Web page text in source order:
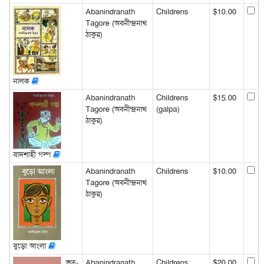
নালক
Abanindranath
Tagore (অবনীন্দ্রনাথ
ঠাকুর)
Childrens $10.00
বাদশাহী গল্প
Abanindranath
Tagore (অবনীন্দ্রনাথ
ঠাকুর)
Childrens
(galpa)
$15.00
বুড়ো আংলা
Abanindranath
Tagore (অবনীন্দ্রনাথ
ঠাকুর)
Childrens $10.00